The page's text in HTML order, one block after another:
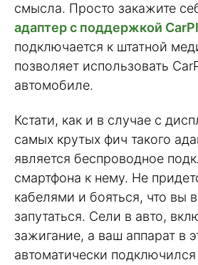
смысла. Просто закажите
адаптер с поддержкой
подключается к штатной
позволяет использовать
автомобиле.
Кстати, как и в случае с
самых крутых фич такого
является беспроводное
смартфона к нему. Не
кабелями и бояться, что вы
запутаться. Сели в авто,
зажигание, а ваш аппарат в
автоматически